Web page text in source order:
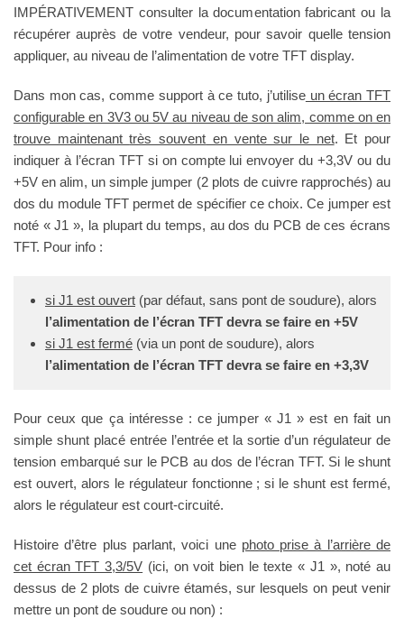
IMPÉRATIVEMENT consulter la documentation fabricant ou la
récupérer auprès de votre vendeur, pour savoir quelle tension
appliquer, au niveau de l’alimentation de votre TFT display.
Dans mon cas, comme support à ce tuto, j’utiliseun écran TFT
configurable en 3V3 ou 5V au niveau de son alim, comme on en
trouve maintenanttrès souvent en vente sur le net. Et pour
indiquer à l’écran TFT si on compte lui envoyer du +3,3V ou du
+5V en alim, un simple jumper (2 plots de cuivre rapprochés) au
dos du module TFT permet de spécifier ce choix. Ce jumper est
noté « J1 », la plupart du temps, au dos du PCB de ces écrans
TFT. Pour info :
si J1 est ouvert (par défaut, sans pont de soudure), alors
l’alimentation de l’écran TFT devra se faire en +5V
si J1 est fermé (via un pont de soudure), alors
l’alimentation de l’écran TFT devra se faire en +3,3V
Pour ceux que ça intéresse : ce jumper « J1 » est en fait un
simple shunt placé entrée l’entrée et la sortie d’un régulateur de
tension embarqué sur le PCB au dos de l’écran TFT. Si le shunt
est ouvert, alors le régulateur fonctionne ; si le shunt est fermé,
alors le régulateur est court-circuité.
Histoire d’être plus parlant, voici une photo prise à l’arrière de
cet écran TFT 3,3/5V (ici, on voit bien le texte « J1 », noté au
dessus de 2 plots de cuivre étamés, sur lesquels on peut venir
mettre un pont de soudure ou non) :